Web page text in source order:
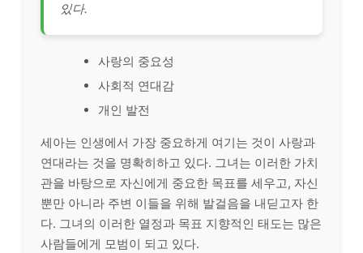
있다.
사랑의 중요성
사회적 연대감
개인 발전
세아는 인생에서 가장 중요하게 여기는 것이 사랑과
연대라는 것을 명확히하고 있다. 그녀는 이러한 가치
관을 바탕으로 자신에게 중요한 목표를 세우고, 자신
뿐만 아니라 주변 이들을 위해 발걸음을 내딛고자 한
다. 그녀의 이러한 열정과 목표 지향적인 태도는 많은
사람들에게 모범이 되고 있다.